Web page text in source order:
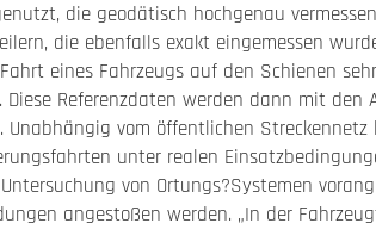
die geodätisch hochgenau
die ebenfalls exakt eingemessen
eines Fahrzeugs auf den Schienen
Referenzdaten werden dann mit den
vom öffentlichen
unter realen
von Ortungs?Systemen
angestoßen werden. „In der